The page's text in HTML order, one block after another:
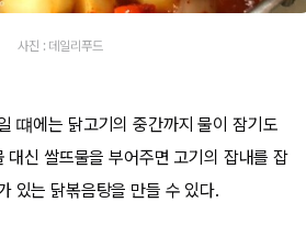
사진 : 데일리푸드
떄에는 닭고기의 중간까지 물이 잠기도
대신 쌀뜨물을 부어주면 고기의 잡내를 잡
있는 닭볶음탕을 만들 수 있다.